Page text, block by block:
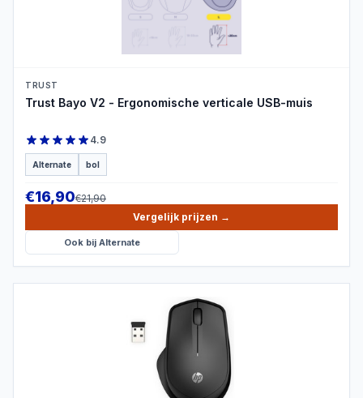
TRUST
Trust Bayo V2 - Ergonomische verticale USB-muis
4.9
Alternate bol
€16,90€21,90
Vergelijk prijzen →
Ook bij Alternate
PRODUCTBEELD